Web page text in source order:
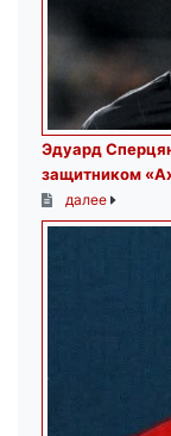
Эдуард
защитником
далее